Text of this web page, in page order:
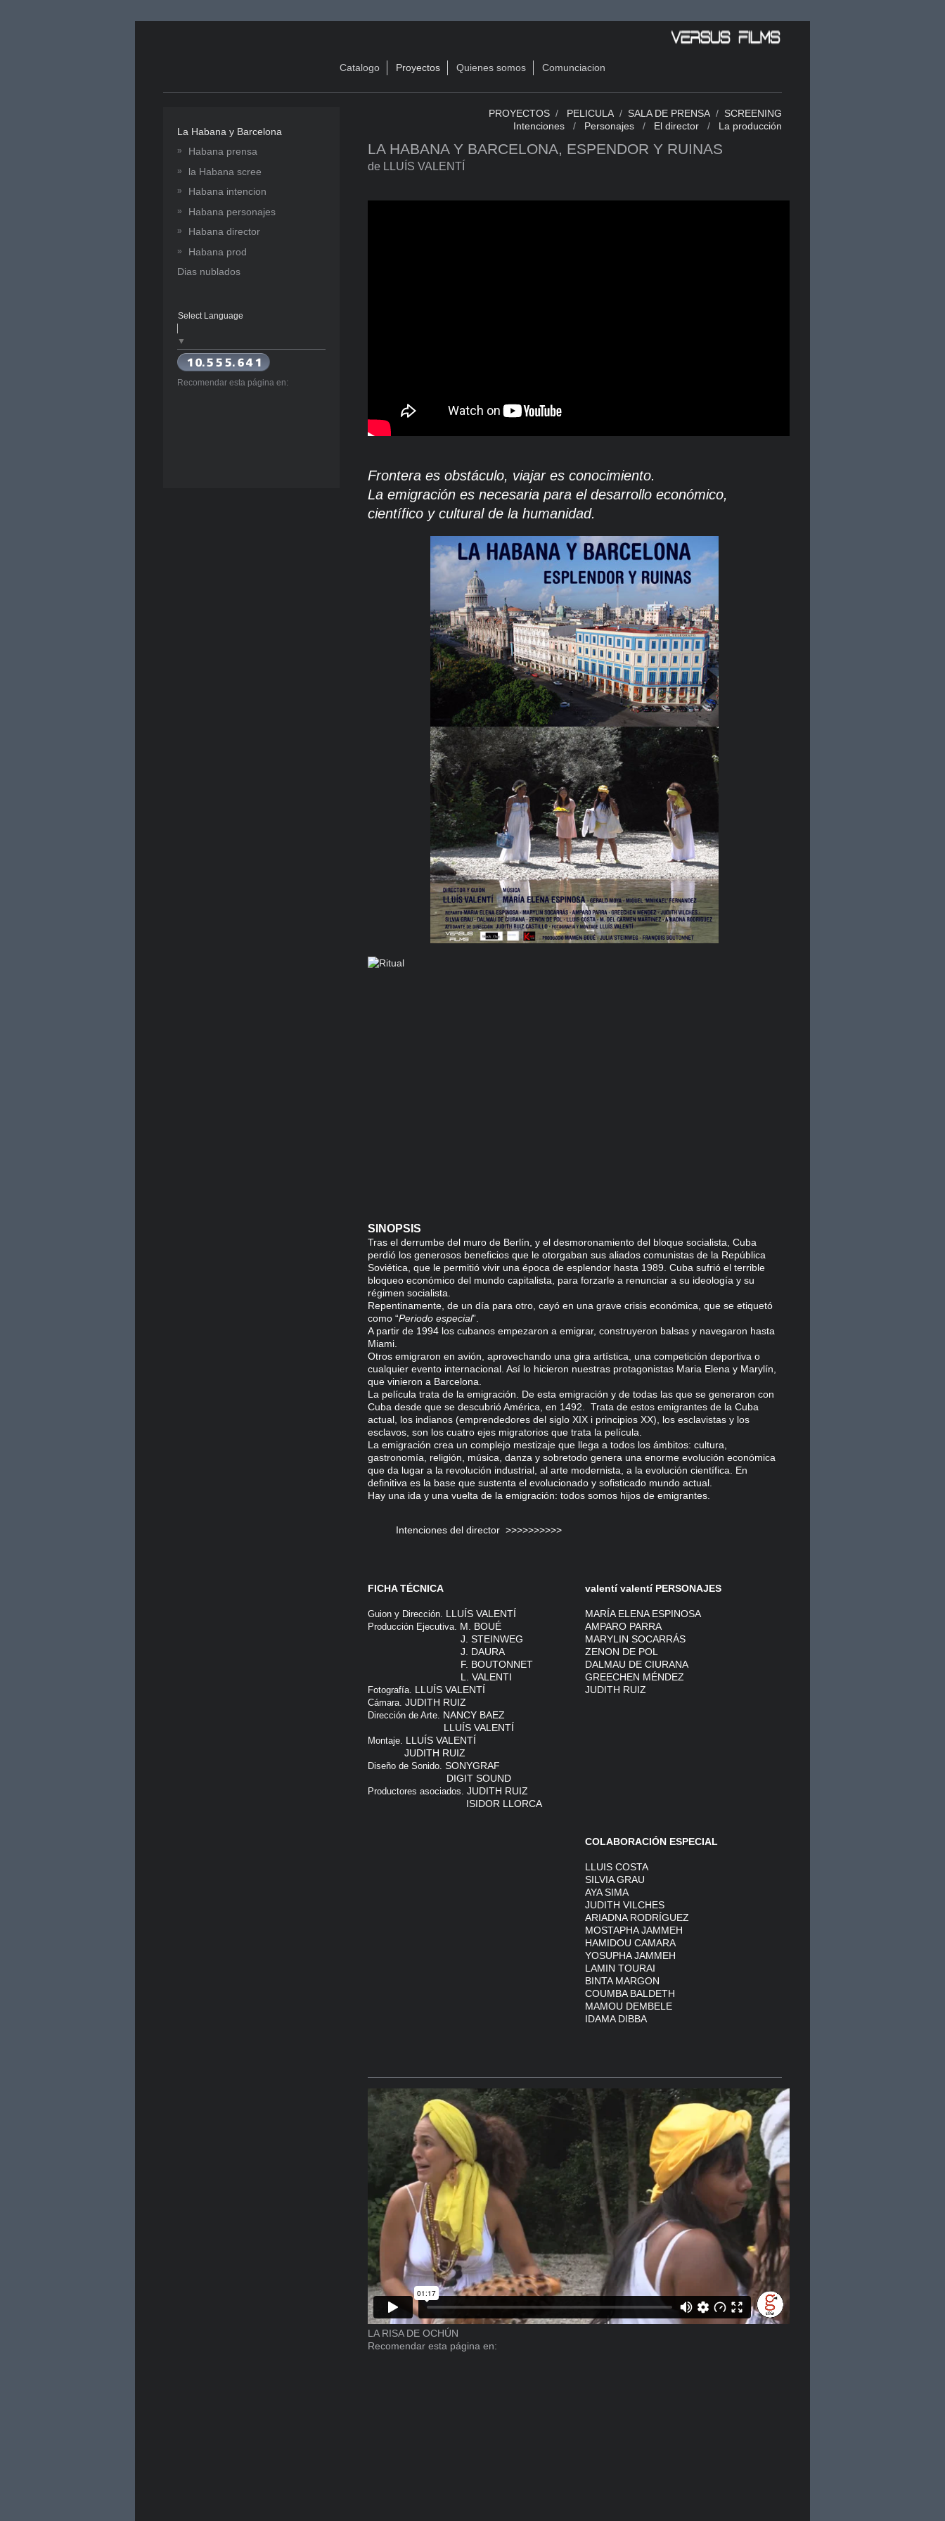
Catalogo Proyectos Quienes somos Comunciacion
PROYECTOS / PELICULA / SALA DE PRENSA / SCREENING
Intenciones
/ Personajes / El director / La producción
LA HABANA Y BARCELONA, ESPENDOR Y RUINAS
de LLUÍS VALENTÍ
Frontera es obstáculo, viajar es conocimiento.
La emigración es necesaria para el desarrollo económico,
científico y cultural de la humanidad.
SINOPSIS
Tras el derrumbe del muro de Berlín, y el desmoronamiento del bloque socialista, Cuba
perdió los generosos beneficios que le otorgaban sus aliados comunistas de la República
Soviética, que le permitió vivir una época de esplendor hasta 1989. Cuba sufrió el terrible
bloqueo económico del mundo capitalista, para forzarle a renunciar a su ideología y su
régimen socialista.
Repentinamente, de un día para otro, cayó en una grave crisis económica, que se etiquetó
como “Periodo especial”.
A partir de 1994 los cubanos empezaron a emigrar, construyeron balsas y navegaron hasta
Miami.
Otros emigraron en avión, aprovechando una gira artística, una competición deportiva o
cualquier evento internacional. Así lo hicieron nuestras protagonistas Maria Elena y Marylín,
que vinieron a Barcelona.
La película trata de la emigración. De esta emigración y de todas las que se generaron con
Cuba desde que se descubrió América, en 1492. Trata de estos emigrantes de la Cuba
actual, los indianos (emprendedores del siglo XIX i principios XX), los esclavistas y los
esclavos, son los cuatro ejes migratorios que trata la película.
La emigración crea un complejo mestizaje que llega a todos los ámbitos: cultura,
gastronomía, religión, música, danza y sobretodo genera una enorme evolución económica
que da lugar a la revolución industrial, al arte modernista, a la evolución científica. En
definitiva es la base que sustenta el evolucionado y sofisticado mundo actual.
Hay una ida y una vuelta de la emigración: todos somos hijos de emigrantes.
Intenciones del director >>>>>>>>>>
FICHA TÉCNICA
Guion y Dirección. LLUÍS VALENTÍ
Producción Ejecutiva. M. BOUÉ
J. STEINWEG
J. DAURA
F. BOUTONNET
L. VALENTI
Fotografía. LLUÍS VALENTÍ
Cámara. JUDITH RUIZ
Dirección de Arte. NANCY BAEZ
LLUÍS VALENTÍ
Montaje. LLUÍS VALENTÍ
JUDITH RUIZ
Diseño de Sonido. SONYGRAF
DIGIT SOUND
Productores asociados. JUDITH RUIZ
ISIDOR LLORCA
valentí valentí PERSONAJES
MARÍA ELENA ESPINOSA
AMPARO PARRA
MARYLIN SOCARRÁS
ZENON DE POL
DALMAU DE CIURANA
GREECHEN MÉNDEZ
JUDITH RUIZ
COLABORACIÓN ESPECIAL
LLUIS COSTA
SILVIA GRAU
AYA SIMA
JUDITH VILCHES
ARIADNA RODRÍGUEZ
MOSTAPHA JAMMEH
HAMIDOU CAMARA
YOSUPHA JAMMEH
LAMIN TOURAI
BINTA MARGON
COUMBA BALDETH
MAMOU DEMBELE
IDAMA DIBBA
LA RISA DE OCHÚN
Recomendar esta página en:
La Habana y Barcelona
Habana prensa
la Habana scree
Habana intencion
Habana personajes
Habana director
Habana prod
Dias nublados
Select Language
▼
Recomendar esta página en: